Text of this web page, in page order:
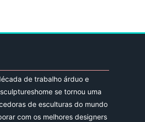
de trabalho árduo e
se tornou uma
de esculturas do mundo
com os melhores designers